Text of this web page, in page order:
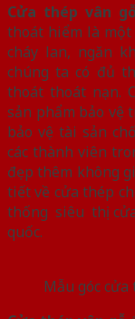
Cửa thép vân gỗ
thoát hiểm là
cháy lan, ngăn
chúng ta có đủ
thoát thoát nạn.
sản phẩm bảo vệ
bảo vệ tài sản
các thành viên
đẹp thêm không
tiết về cửa thép
thống siêu thị
quốc.
Mẫu góc